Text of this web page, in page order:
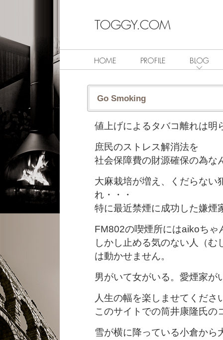
Go Smoking
値上げによるタバコ離れは明
庶民のストレス解消法を
社会保障費の財源確保の為な
大麻栽培が増え、くだらない
れ・・・
特に最近禁煙に成功した嫌煙
FM802の喫煙所にはaikoちゃ
しかし止める気のない人（
は動かせません。
男がいて女がいる。愛煙家が
人生の幅を楽しませてくださ
このサイトでの筒井康隆氏の
雪が横に降っている小倉から